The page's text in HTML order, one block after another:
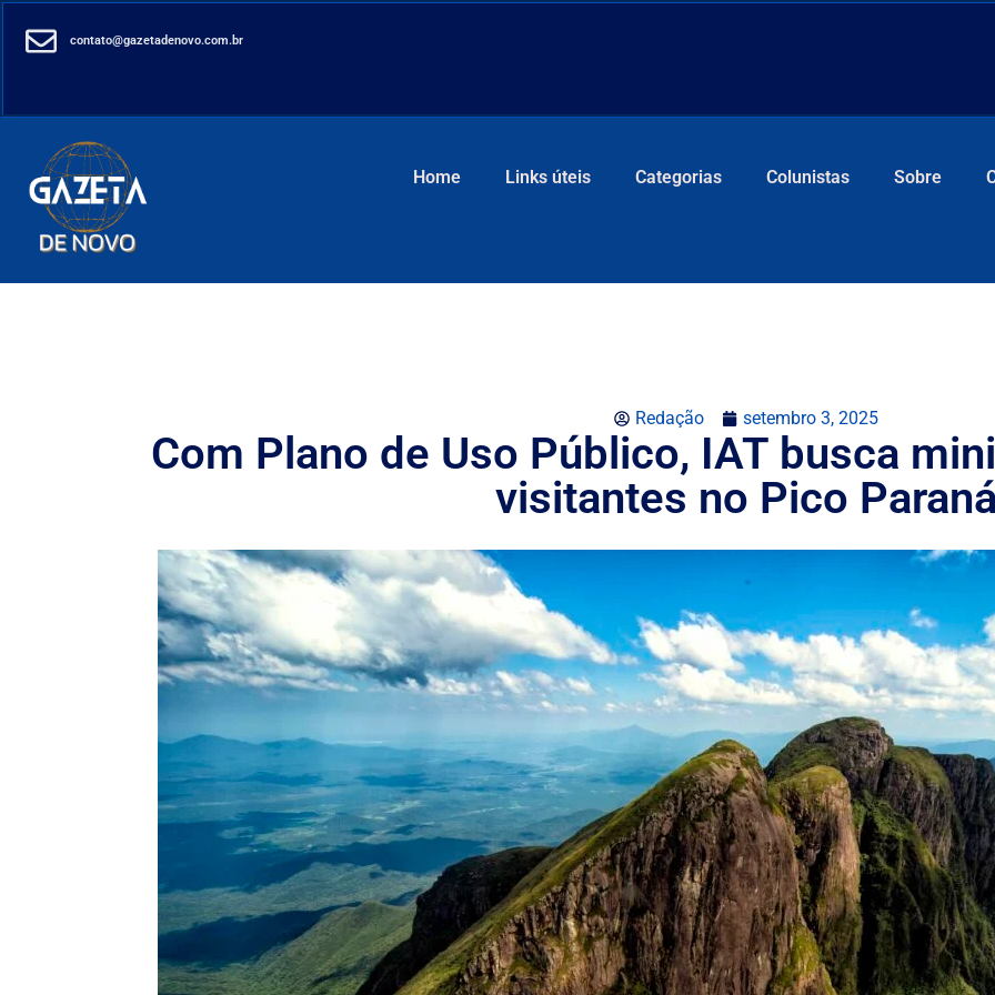
contato@gazetadenovo.com.br
Home Links úteis Categorias Colunistas Sobre
Redação setembro 3, 2025
Com Plano de Uso Público, IAT busca
visitantes no Pico